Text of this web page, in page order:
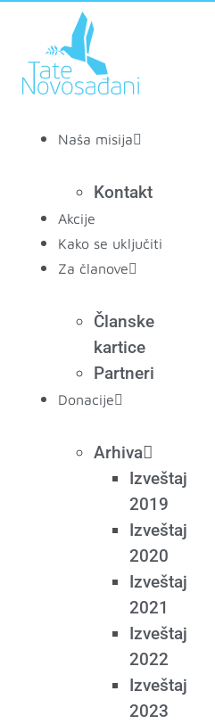
садржај
Naša misija
Kontakt
Akcije
Kako se uključiti
Za članove
Članske
kartice
Partneri
Donacije
Arhiva
Izveštaj
2019
Izveštaj
2020
Izveštaj
2021
Izveštaj
2022
Izveštaj
2023